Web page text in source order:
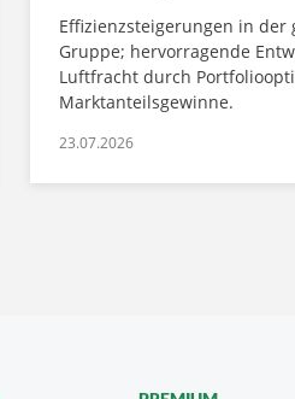
Effizienzsteigerungen in der
Gruppe; hervorragende
Luftfracht durch
Marktanteilsgewinne.
23.07.2026